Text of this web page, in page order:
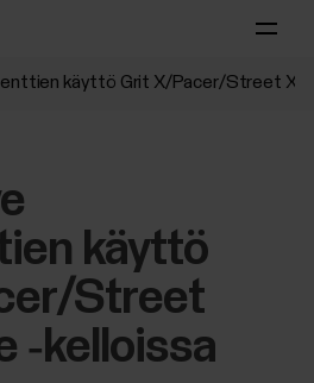
käyttö Grit X/Pacer/Street X/
käyttö
Street
‑kelloissa